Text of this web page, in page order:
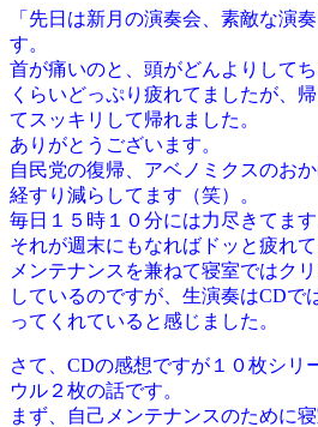
「先日は新月の演奏会、素敵な演
す。
首が痛いのと、頭がどんよりして
くらいどっぷり疲れてましたが、
てスッキリして帰れました。
ありがとうございます。
自民党の復帰、アベノミクスのお
経すり減らしてます（笑）。
毎日１５時１０分には力尽きてます
それが週末にもなればドッと疲れて
メンテナンスを兼ねて寝室ではク
しているのですが、生演奏はCDで
ってくれていると感じました。
さて、CDの感想ですが１０枚シリ
ウル２枚の話です。
まず、自己メンテナンスのために